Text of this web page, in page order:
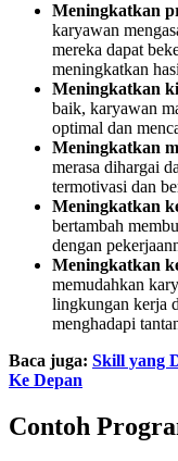
Meningkatkan
karyawan
mereka dapat
meningkatkan
Meningkatkan
baik, karyawan
optimal dan
Meningkatkan
merasa dihargai
termotivasi dan
Meningkatkan
bertambah
dengan
Meningkatkan
memudahkan
lingkungan kerja
menghadapi
Baca juga: Skill yang
Ke Depan
Contoh